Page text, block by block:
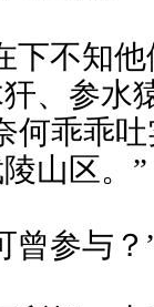
不知
、参水
何乖乖
山区。”
曾参与？